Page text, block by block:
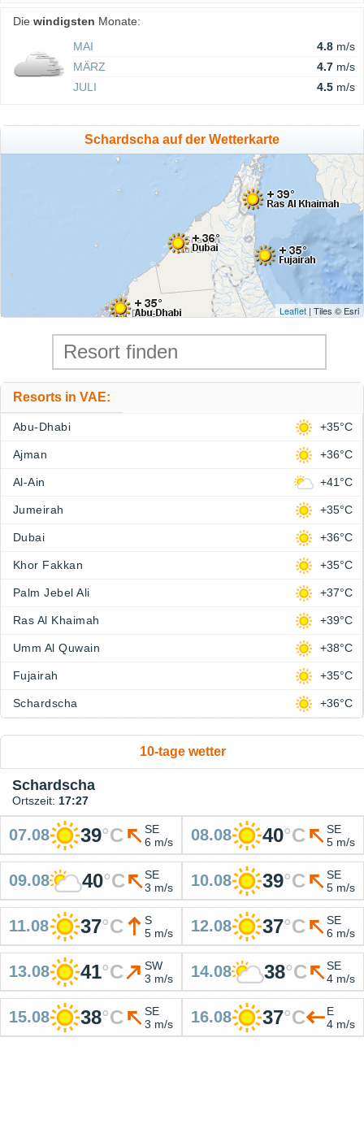
Die windigsten Monate:
MAI
4.8 m/s
MÄRZ
4.7 m/s
JULI
4.5 m/s
Schardscha auf der Wetterkarte
Leaflet | Tiles © Esri
Resorts in VAE:
Abu-Dhabi +35°C
Ajman +36°C
Al-Ain +41°C
Jumeirah +35°C
Dubai +36°C
Khor Fakkan +35°C
Palm Jebel Ali +37°C
Ras Al Khaimah +39°C
Umm Al Quwain +38°C
Fujairah +35°C
Schardscha +36°C
10-tage wetter
Schardscha
Ortszeit: 17:27
07.08 39°C
SE
6 m/s
08.08 40°C
SE
5 m/s
09.08 40°C
SE
3 m/s
10.08 39°C
SE
5 m/s
11.08 37°C
S
5 m/s
12.08 37°C
SE
6 m/s
13.08 41°C
SW
3 m/s
14.08 38°C
SE
4 m/s
15.08 38°C
SE
3 m/s
16.08 37°C
E
4 m/s